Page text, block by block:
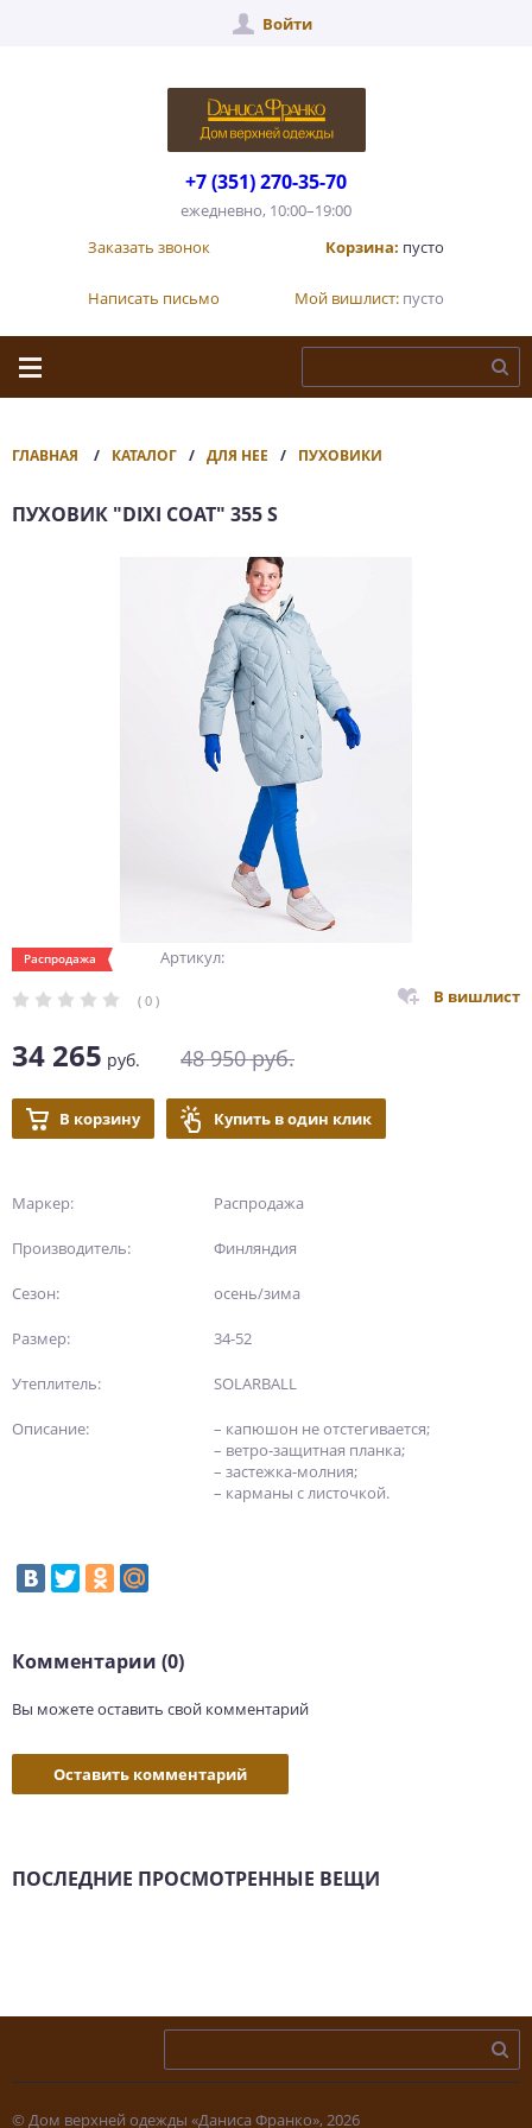
Войти
+7 (351) 270-35-70
ежедневно, 10:00–19:00
Заказать звонок
Написать письмо
Корзина: пусто
Мой вишлист: пусто
ГЛАВНАЯ КАТАЛОГ ДЛЯ НЕЕ ПУХОВИКИ
ПУХОВИК "DIXI COAT" 355 S
Распродажа Артикул:
( 0 ) В вишлист
34 265 руб. 48 950руб.
В корзину Купить в один клик
Маркер: Распродажа
Производитель: Финляндия
Сезон: осень/зима
Размер: 34-52
Утеплитель: SOLARBALL
Описание:
– капюшон не отстегивается;
– ветро-защитная планка;
– застежка-молния;
– карманы с листочкой.
Комментарии (0)
Вы можете оставить свой комментарий
Оставить комментарий
ПОСЛЕДНИЕ ПРОСМОТРЕННЫЕ ВЕЩИ
© Дом верхней одежды «Даниса Франко», 2026